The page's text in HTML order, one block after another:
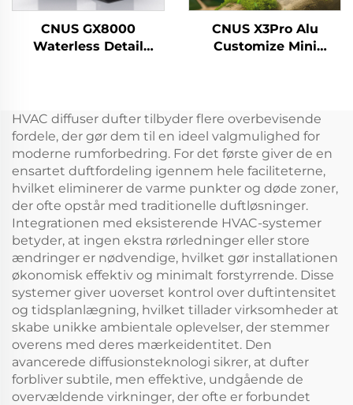
CNUS GX8000
Waterless Detail
LCD Touch Screen
Display Kiosk
CNUS X3Pro Alu
Customize Mini
Aroma Diffuser
HVAC diffuser dufter tilbyder flere overbevisende
fordele, der gør dem til en ideel valgmulighed for
moderne rumforbedring. For det første giver de en
ensartet duftfordeling igennem hele faciliteterne,
hvilket eliminerer de varme punkter og døde zoner,
der ofte opstår med traditionelle duftløsninger.
Integrationen med eksisterende HVAC-systemer
betyder, at ingen ekstra rørledninger eller store
ændringer er nødvendige, hvilket gør installationen
økonomisk effektiv og minimalt forstyrrende. Disse
systemer giver uoverset kontrol over duftintensitet
og tidsplanlægning, hvilket tillader virksomheder at
skabe unikke ambientale oplevelser, der stemmer
overens med deres mærkeidentitet. Den
avancerede diffusionsteknologi sikrer, at dufter
forbliver subtile, men effektive, undgående de
overvældende virkninger, der ofte er forbundet